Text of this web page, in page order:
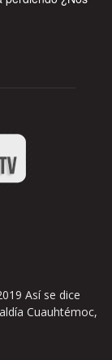
Así se dice
Cuauhtémoc,